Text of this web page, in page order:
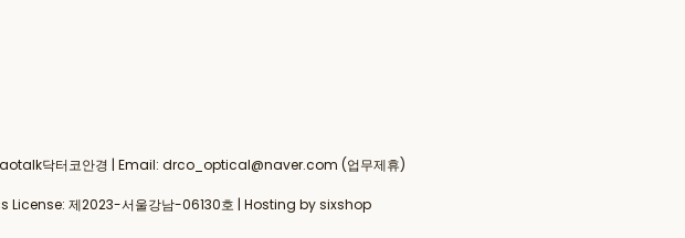
닥터코안경 | Email: drco_optical@naver.com (업무제휴)
License: 제2023-서울강남-06130호 | Hosting by sixshop